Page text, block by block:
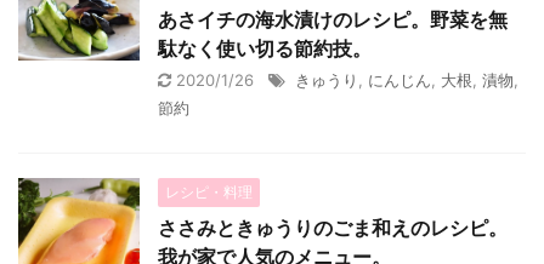
あさイチの海水漬けのレシピ。野菜を無
駄なく使い切る節約技。
2020/1/26 きゅうり にんじん 大根 漬物
節約
レシピ・料理
ささみときゅうりのごま和えのレシピ。
我が家で人気のメニュー。